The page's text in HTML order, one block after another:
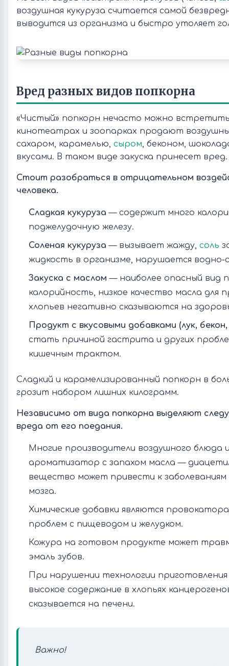
воздушная кукуруза считается самой
выводится из организма и быстро утоляет
Вред разных видов попкорна
«Чистый» попкорн нечасто можно
кинотеатрах и зоопарках продают
сахаром, карамелью, сыром, беконом,
вкусами. В таком виде закуска принесет вред.
Стоит разобраться в отрицательном
человека.
Сладкая кукуруза — содержит много
поджелудочную железу.
Соленая кукуруза — вызывает жажду, соль
жидкость в организме, нарушается водно-
Закуска с маслом — наиболее опасный вид
калорийность, низкое качество масла для
хлопьев негативно сказываются на
Продукт с вкусовыми добавками (лук,
стать причиной гастрита и других
кишечным трактом.
Сладкий и карамелизированный попкорн в
грозит набором лишних килограмм.
Независимо от вида попкорна выделяют
вреда от его поедания.
Многие производители воздушного блюда
ароматизатор с запахом масла —
вещество может привести к заболеваниям
мозга.
Химические добавки являются
проблем с пищеводом и желудком.
Кожура на готовом продукте может
эмаль зубов.
При нарушении технологии
высокое содержание в хлопьях
сказывается на печени.
Важно!